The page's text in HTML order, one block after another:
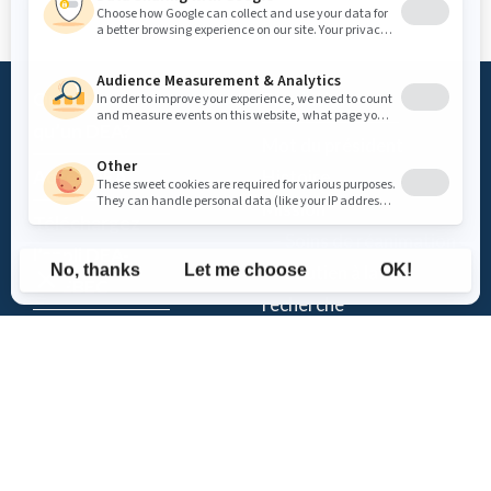
Qu’est-ce
Accès DEA
Téléchargez
Fondation
Histoire
Mission
– Soutien à la
recherche